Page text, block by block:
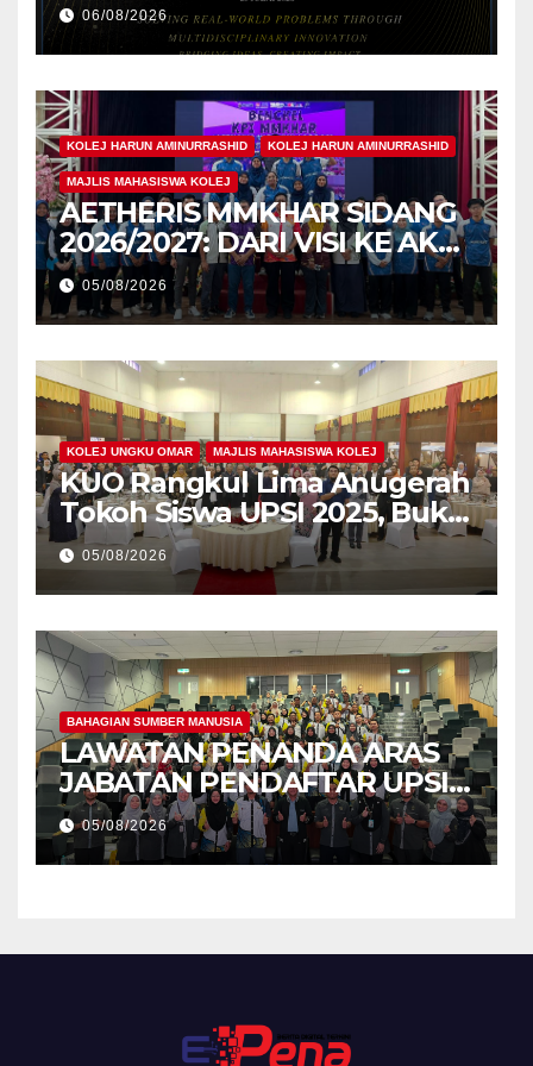
Pengiktirafan Antarabangsa
di IAM2026
06/08/2026
KOLEJ HARUN AMINURRASHID KOLEJ HARUN AMINURRASHID
MAJLIS MAHASISWA KOLEJ
AETHERIS MMKHAR SIDANG
2026/2027: DARI VISI KE AKSI,
MEMBINA LEGASI GENERASI
PEMIMPIN
05/08/2026
KOLEJ UNGKU OMAR MAJLIS MAHASISWA KOLEJ
KUO Rangkul Lima Anugerah
Tokoh Siswa UPSI 2025, Bukti
Kecemerlangan Mahasiswa
Holistik
05/08/2026
BAHAGIAN SUMBER MANUSIA
LAWATAN PENANDA ARAS
JABATAN PENDAFTAR UPSI
KE JABATAN PENDAFTAR
UniSZA – PERKUKUH
KERJASAMA STRATEGIK
05/08/2026